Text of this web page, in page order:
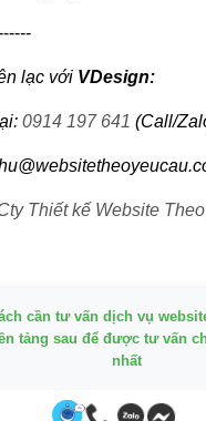
lạc với VDesign:
0914 197 641 (Call/
Thiết kế Website
cần tư vấn dịch vụ
tảng sau để được tư vấn
nhất